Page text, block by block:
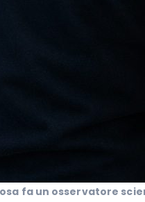
fa un osservatore